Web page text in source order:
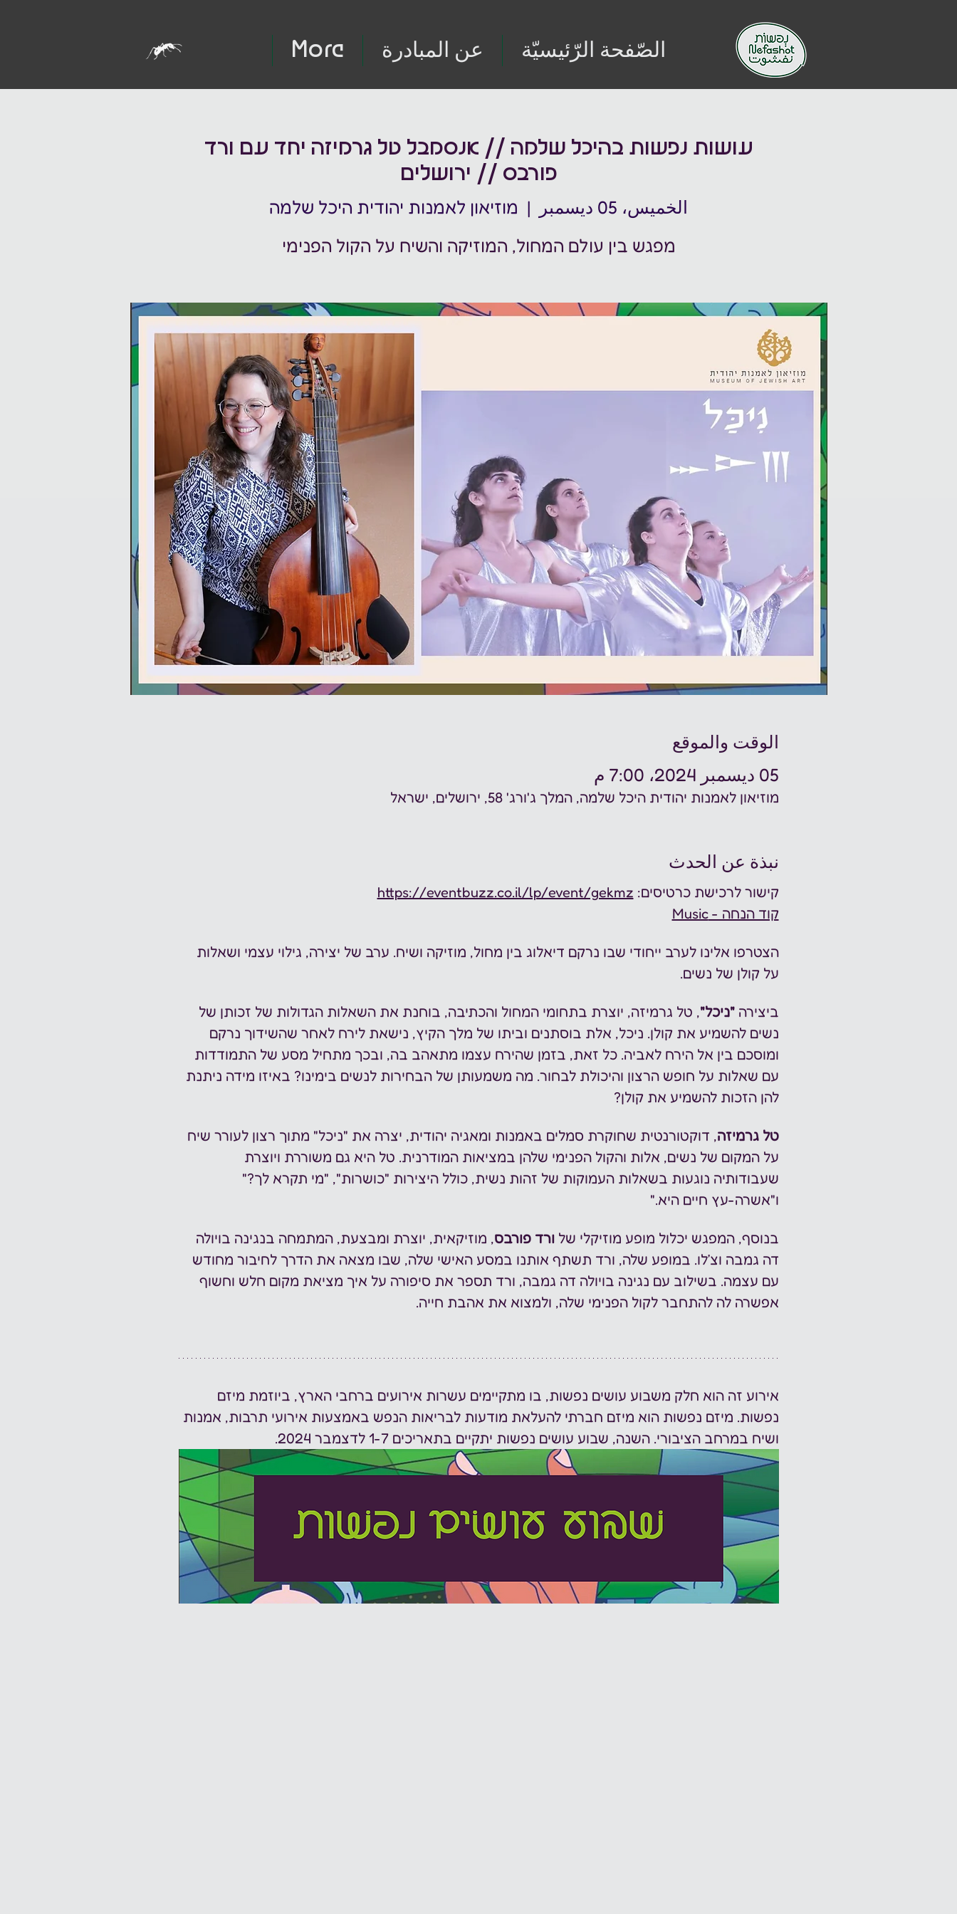
الصّفحة الرّئيسيّة عن المبادرة More
עושות נפשות בהיכל שלמה // אנסמבל טל גרמיזה יחד עם ורד
פורבס // ירושלים
الخميس، 05 ديسمبر
  |
מוזיאון לאמנות יהודית היכל שלמה
מפגש בין עולם המחול, המוזיקה והשיח על הקול הפנימי
الوقت والموقع
05 ديسمبر 2024، 7:00 م
מוזיאון לאמנות יהודית היכל שלמה, המלך ג'ורג' 58, ירושלים, ישראל
نبذة عن الحدث
קישור לרכישת כרטיסים: https://eventbuzz.co.il/lp/event/gekmz
קוד הנחה - Music
הצטרפו אלינו לערב ייחודי שבו נרקם דיאלוג בין מחול, מוזיקה ושיח. ערב של יצירה, גילוי עצמי ושאלות
על קולן של נשים.
ביצירה "ניכל", טל גרמיזה, יוצרת בתחומי המחול והכתיבה, בוחנת את השאלות הגדולות של זכותן של
נשים להשמיע את קולן. ניכל, אלת בוסתנים וביתו של מלך הקיץ, נישאת לירח לאחר שהשידוך נרקם
ומוסכם בין אל הירח לאביה. כל זאת, בזמן שהירח עצמו מתאהב בה, ובכך מתחיל מסע של התמודדות
עם שאלות על חופש הרצון והיכולת לבחור. מה משמעותן של הבחירות לנשים בימינו? באיזו מידה ניתנת
להן הזכות להשמיע את קולן?
טל גרמיזה, דוקטורנטית שחוקרת סמלים באמנות ומאגיה יהודית, יצרה את "ניכל" מתוך רצון לעורר שיח
על המקום של נשים, אלות והקול הפנימי שלהן במציאות המודרנית. טל היא גם משוררת ויוצרת
שעבודותיה נוגעות בשאלות העמוקות של זהות נשית, כולל היצירות "כושרות", "מי תקרא לך?"
ו"אשרה-עץ חיים היא."
בנוסף, המפגש יכלול מופע מוזיקלי של ורד פורבס, מוזיקאית, יוצרת ומבצעת, המתמחה בנגינה בויולה
דה גמבה וצ׳לו. במופע שלה, ורד תשתף אותנו במסע האישי שלה, שבו מצאה את הדרך לחיבור מחודש
עם עצמה. בשילוב עם נגינה בויולה דה גמבה, ורד תספר את סיפורה על איך מציאת מקום חלש וחשוף
אפשרה לה להתחבר לקול הפנימי שלה, ולמצוא את אהבת חייה.
אירוע זה הוא חלק משבוע עושים נפשות, בו מתקיימים עשרות אירועים ברחבי הארץ, ביוזמת מיזם
נפשות. מיזם נפשות הוא מיזם חברתי להעלאת מודעות לבריאות הנפש באמצעות אירועי תרבות, אמנות
ושיח במרחב הציבורי. השנה, שבוע עושים נפשות יתקיים בתאריכים 1-7 לדצמבר 2024.